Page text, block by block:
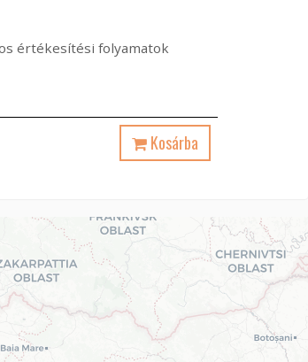
értékesítési folyamatok
Kosárba